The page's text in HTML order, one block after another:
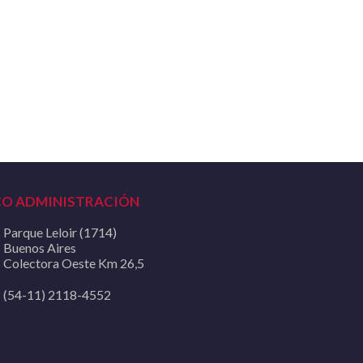
ADMINISTRACIÓN
Parque Leloir (1714)
Buenos Aires
Colectora Oeste Km 26,5
(54-11) 2118-4552